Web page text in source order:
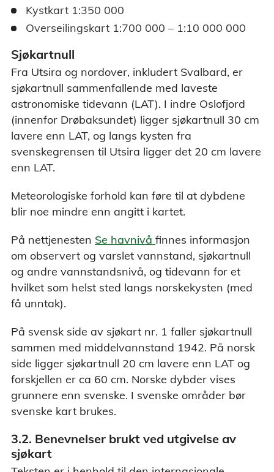
Kystkart 1:350 000
Overseilingskart 1:700 000 – 1:10 000 000
Sjøkartnull
Fra Utsira og nordover, inkludert Svalbard, er
sjøkartnull sammenfallende med laveste
astronomiske tidevann (LAT). I indre Oslofjord
(innenfor Drøbaksundet) ligger sjøkartnull 30 cm
lavere enn LAT, og langs kysten fra
svenskegrensen til Utsira ligger det 20 cm lavere
enn LAT.
Meteorologiske forhold kan føre til at dybdene
blir noe mindre enn angitt i kartet.
På nettjenesten Se havnivå finnes informasjon
om observert og varslet vannstand, sjøkartnull
og andre vannstandsnivå, og tidevann for et
hvilket som helst sted langs norskekysten (med
få unntak).
På svensk side av sjøkart nr. 1 faller sjøkartnull
sammen med middelvannstand 1942. På norsk
side ligger sjøkartnull 20 cm lavere enn LAT og
forskjellen er ca 60 cm. Norske dybder vises
grunnere enn svenske. I svenske områder bør
svenske kart brukes.
3.2. Benevnelser brukt ved utgivelse av
sjøkart